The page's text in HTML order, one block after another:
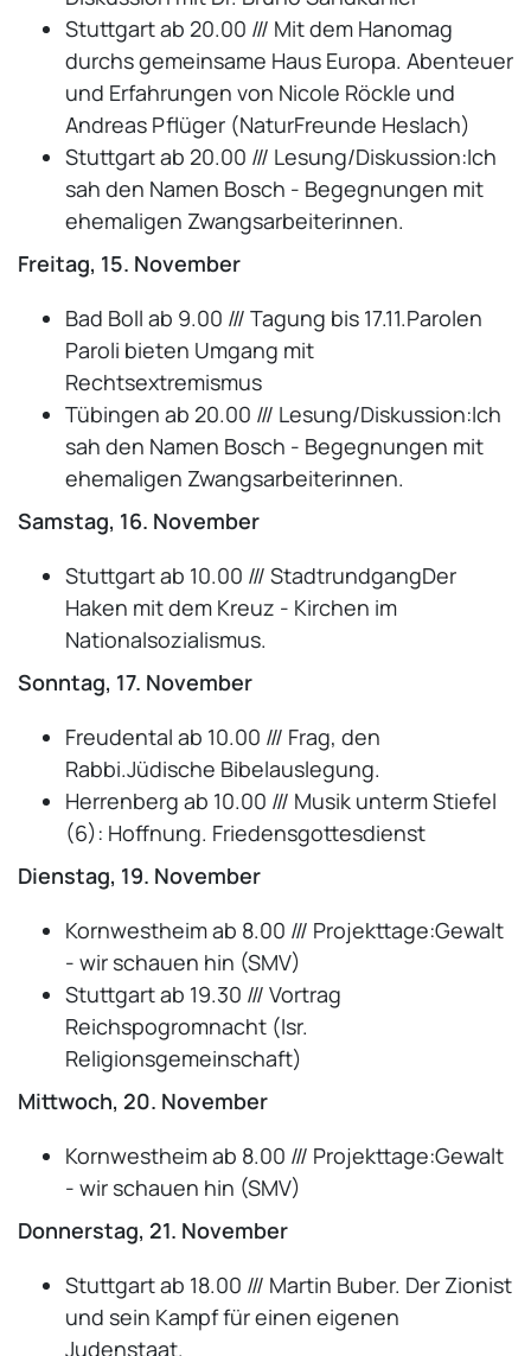
Stuttgart ab 20.00 /// Mit dem Hanomag
durchs gemeinsame Haus Europa. Abenteuer
und Erfahrungen von Nicole Röckle und
Andreas Pflüger (NaturFreunde Heslach)
Stuttgart ab 20.00 /// Lesung/Diskussion:Ich
sah den Namen Bosch - Begegnungen mit
ehemaligen Zwangsarbeiterinnen.
Freitag, 15. November
Bad Boll ab 9.00 /// Tagung bis 17.11.Parolen
Paroli bieten Umgang mit
Rechtsextremismus
Tübingen ab 20.00 /// Lesung/Diskussion:Ich
sah den Namen Bosch - Begegnungen mit
ehemaligen Zwangsarbeiterinnen.
Samstag, 16. November
Stuttgart ab 10.00 /// StadtrundgangDer
Haken mit dem Kreuz - Kirchen im
Nationalsozialismus.
Sonntag, 17. November
Freudental ab 10.00 /// Frag, den
Rabbi.Jüdische Bibelauslegung.
Herrenberg ab 10.00 /// Musik unterm Stiefel
(6): Hoffnung. Friedensgottesdienst
Dienstag, 19. November
Kornwestheim ab 8.00 /// Projekttage:Gewalt
- wir schauen hin (SMV)
Stuttgart ab 19.30 /// Vortrag
Reichspogromnacht (Isr.
Religionsgemeinschaft)
Mittwoch, 20. November
Kornwestheim ab 8.00 /// Projekttage:Gewalt
- wir schauen hin (SMV)
Donnerstag, 21. November
Stuttgart ab 18.00 /// Martin Buber. Der Zionist
und sein Kampf für einen eigenen
Judenstaat.